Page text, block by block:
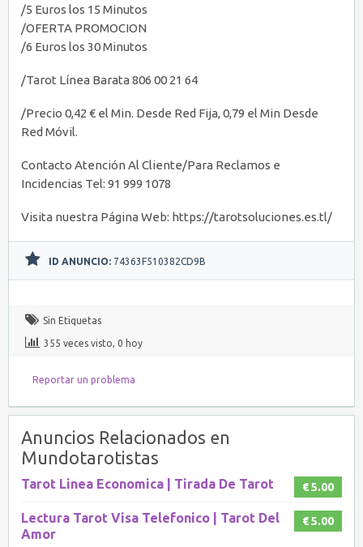
/5 Euros los 15 Minutos
/OFERTA PROMOCION
/6 Euros los 30 Minutos
/Tarot Línea Barata 806 00 21 64
/Precio 0,42 € el Min. Desde Red Fija, 0,79 el Min Desde
Red Móvil.
Contacto Atención Al Cliente/Para Reclamos e
Incidencias Tel: 91 999 1078
Visita nuestra Página Web: https://tarotsoluciones.es.tl/
ID ANUNCIO: 74363F510382CD9B
Sin Etiquetas
355 veces visto, 0 hoy
Reportar un problema
Anuncios Relacionados en
Mundotarotistas
€ 5.00
Tarot Linea Economica | Tirada De Tarot
€ 5.00
Lectura Tarot Visa Telefonico | Tarot Del
Amor